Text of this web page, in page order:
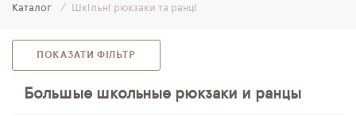
МОЛОДІЖНІ РЮКЗАКИ
ПЕНАЛИ
МІШКИ ДЛЯ ВЗУТТЯ
Каталог Шкільні рюкзаки та ранці
ПОКАЗАТИ ФІЛЬТР
Большые школьные рюкзаки и ранцы